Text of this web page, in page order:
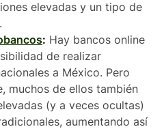
elevadas y un tipo de
: Hay bancos online
de realizar
a México. Pero
muchos de ellos también
(y a veces ocultas)
aumentando así